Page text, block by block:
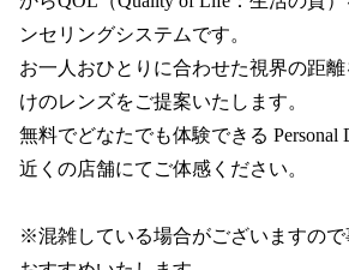
コンテンツを探す
スタッフコンテンツ
スタッフコンテンツ一覧
コーディネート
ンセリングシステムです。
お一人おひとりに合わせた視界の距
けのレンズをご提案いたします。
無料でどなたでも体験できる Personal
近くの店舗にてご体感ください。
※混雑している場合がございますの